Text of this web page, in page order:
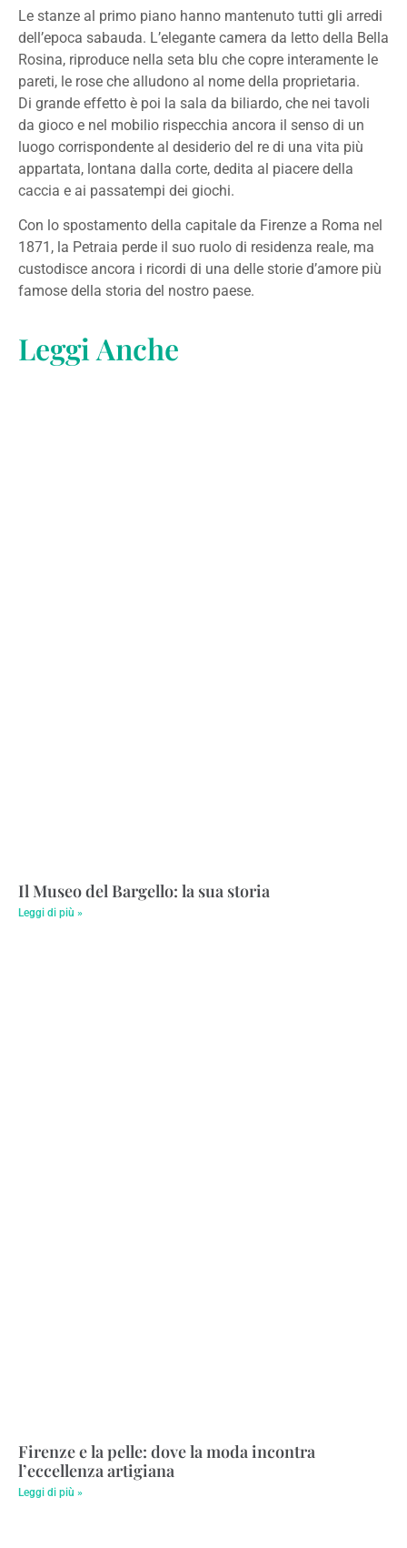
Le stanze al primo piano hanno mantenuto tutti gli arredi
dell’epoca sabauda. L’elegante camera da letto della Bella
Rosina, riproduce nella seta blu che copre interamente le
pareti, le rose che alludono al nome della proprietaria.
Di grande effetto è poi la sala da biliardo, che nei tavoli
da gioco e nel mobilio rispecchia ancora il senso di un
luogo corrispondente al desiderio del re di una vita più
appartata, lontana dalla corte, dedita al piacere della
caccia e ai passatempi dei giochi.
Con lo spostamento della capitale da Firenze a Roma nel
1871, la Petraia perde il suo ruolo di residenza reale, ma
custodisce ancora i ricordi di una delle storie d’amore più
famose della storia del nostro paese.
Leggi Anche
Il Museo del Bargello: la sua storia
Leggi di più »
Firenze e la pelle: dove la moda incontra
l’eccellenza artigiana
Leggi di più »